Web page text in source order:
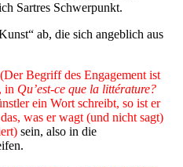
Sartres Schwerpunkt.
ab, die sich angeblich aus
(Der Begriff des Engagement ist
in Qu’est-ce que la littérature?
ein Wort schreibt, so ist er
was er wagt (und nicht sagt)
sein, also in die